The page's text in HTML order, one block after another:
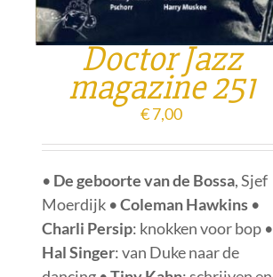
Doctor Jazz
magazine 251
€7,00
• De geboorte van de Bossa, Sjef
Moerdijk •Coleman Hawkins •
Charli Persip: knokken voor bop •
Hal Singer: van Duke naar de